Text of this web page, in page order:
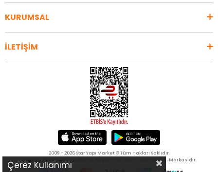
KURUMSAL
İLETİŞİM
2009 - 2026 Star Yapı Market © Tüm Hakları Saklıdır.
Çağlayan Ahşap Yapı Aksesuarları A.Ş. Markasıdır.
Çerez Kullanımı